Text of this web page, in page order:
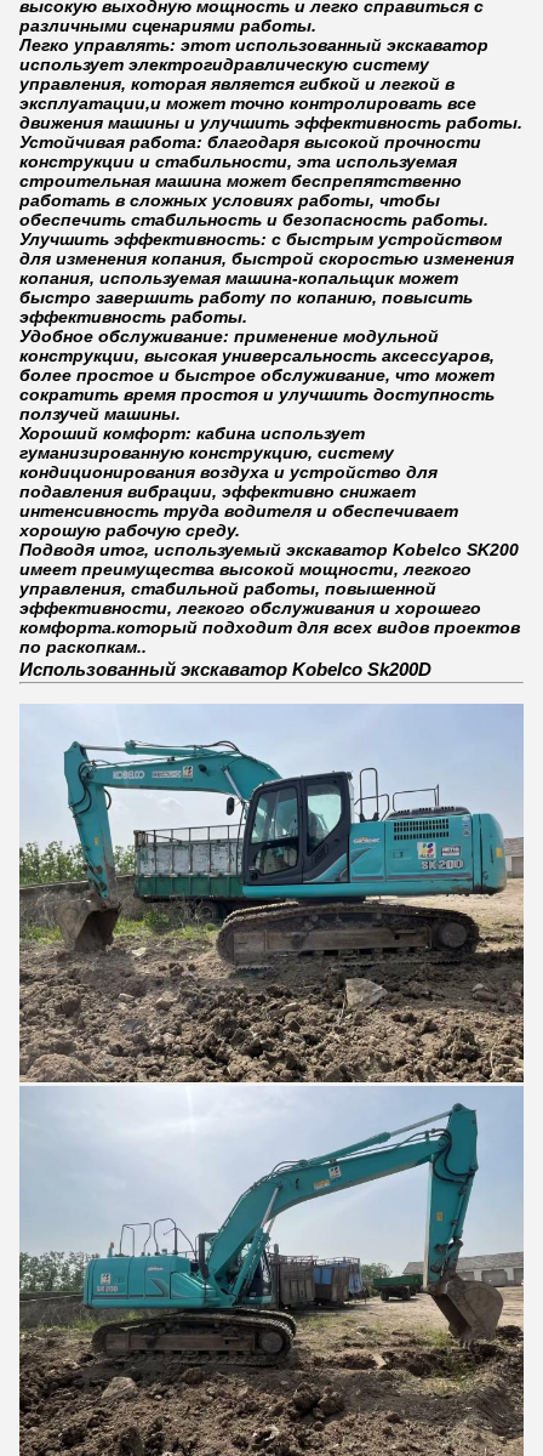
высокую выходную мощность и легко справиться с
различными сценариями работы.
Легко управлять: этот использованный экскаватор
использует электрогидравлическую систему
управления, которая является гибкой и легкой в
эксплуатации,и может точно контролировать все
движения машины и улучшить эффективность работы.
Устойчивая работа: благодаря высокой прочности
конструкции и стабильности, эта используемая
строительная машина может беспрепятственно
работать в сложных условиях работы, чтобы
обеспечить стабильность и безопасность работы.
Улучшить эффективность: с быстрым устройством
для изменения копания, быстрой скоростью изменения
копания, используемая машина-копальщик может
быстро завершить работу по копанию, повысить
эффективность работы.
Удобное обслуживание: применение модульной
конструкции, высокая универсальность аксессуаров,
более простое и быстрое обслуживание, что может
сократить время простоя и улучшить доступность
ползучей машины.
Хороший комфорт: кабина использует
гуманизированную конструкцию, систему
кондиционирования воздуха и устройство для
подавления вибрации, эффективно снижает
интенсивность труда водителя и обеспечивает
хорошую рабочую среду.
Подводя итог, используемый экскаватор Kobelco SK200
имеет преимущества высокой мощности, легкого
управления, стабильной работы, повышенной
эффективности, легкого обслуживания и хорошего
комфорта.который подходит для всех видов проектов
по раскопкам..
Использованный экскаватор Kobelco Sk200D